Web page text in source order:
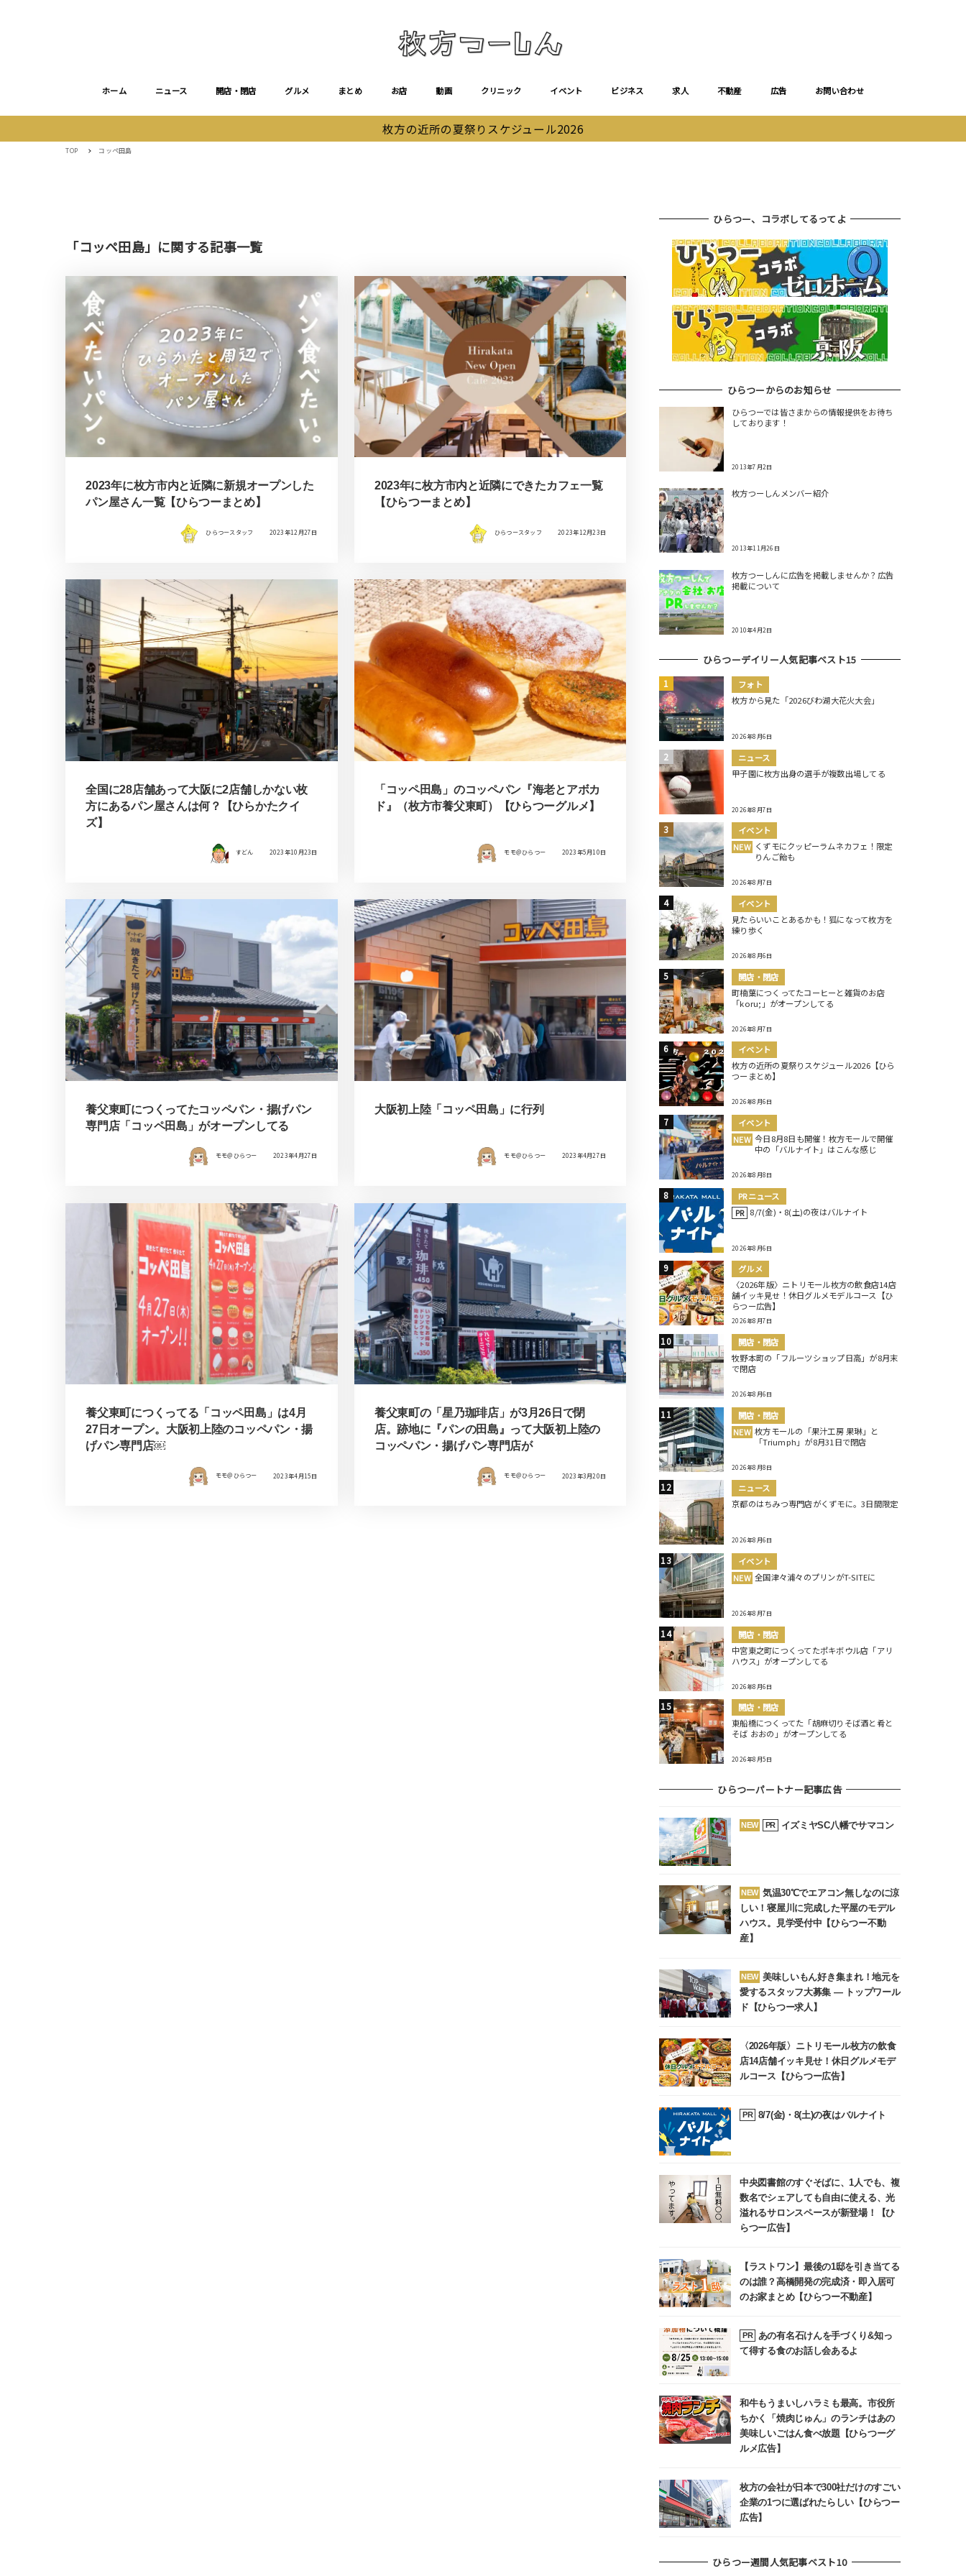
ホーム ニュース 開店・閉店 グルメ まとめ お店 動画 クリニック イベント ビジネス 求人 不動産 広告 お問い合わせ
枚方の近所の夏祭りスケジュール2026
TOP コッペ田島
「コッペ田島」に関する記事一覧
2023年に枚方市内と近隣に新規オープンした
パン屋さん一覧【ひらつーまとめ】
ひらつースタッフ 2023年12月27日
2023年に枚方市内と近隣にできたカフェ一覧
【ひらつーまとめ】
ひらつースタッフ 2023年12月23日
全国に28店舗あって大阪に2店舗しかない枚
方にあるパン屋さんは何？【ひらかたクイ
ズ】
すどん 2023年10月23日
「コッペ田島」のコッペパン『海老とアボカ
ド』（枚方市養父東町）【ひらつーグルメ】
モモ＠ひらつー 2023年5月10日
養父東町につくってたコッペパン・揚げパン
専門店「コッペ田島」がオープンしてる
モモ＠ひらつー 2023年4月27日
大阪初上陸「コッペ田島」に行列
モモ＠ひらつー 2023年4月27日
養父東町につくってる「コッペ田島」は4月
27日オープン。大阪初上陸のコッペパン・揚
げパン専門店￼
モモ＠ひらつー 2023年4月15日
養父東町の「星乃珈琲店」が3月26日で閉
店。跡地に『パンの田島』って大阪初上陸の
コッペパン・揚げパン専門店が
モモ＠ひらつー 2023年3月20日
ひらつー、コラボしてるってよ
ひらつーからのお知らせ
ひらつーでは皆さまからの情報提供をお待ち
しております！
2013年7月2日
枚方つーしんメンバー紹介
2013年11月26日
枚方つーしんに広告を掲載しませんか？広告
掲載について
2010年4月2日
ひらつーデイリー人気記事ベスト15
フォト
枚方から見た「2026びわ湖大花火大会」
2026年8月6日
ニュース
甲子園に枚方出身の選手が複数出場してる
2026年8月7日
イベント
NEW くずモにクッピーラムネカフェ！限定
りんご飴も
2026年8月7日
イベント
見たらいいことあるかも！狐になって枚方を
練り歩く
2026年8月6日
開店・閉店
町楠葉につくってたコーヒーと雑貨のお店
「koru;」がオープンしてる
2026年8月7日
イベント
枚方の近所の夏祭りスケジュール2026【ひら
つーまとめ】
2026年8月6日
イベント
NEW 今日8月8日も開催！枚方モールで開催
中の「バルナイト」はこんな感じ
2026年8月8日
PRニュース
PR 8/7(金)・8(土)の夜はバルナイト
2026年8月6日
グルメ
〈2026年版〉ニトリモール枚方の飲食店14店
舗イッキ見せ！休日グルメモデルコース【ひ
らつー広告】
2026年8月7日
開店・閉店
牧野本町の「フルーツショップ日高」が8月末
で閉店
2026年8月6日
開店・閉店
NEW 枚方モールの「果汁工房 果琳」と
「Triumph」が8月31日で閉店
2026年8月8日
ニュース
京都のはちみつ専門店がくずモに。3日間限定
2026年8月6日
イベント
NEW 全国津々浦々のプリンがT-SITEに
2026年8月7日
開店・閉店
中宮東之町につくってたポキボウル店「アリ
ハウス」がオープンしてる
2026年8月6日
開店・閉店
東船橋につくってた「胡麻切りそば酒と肴と
そば おおの」がオープンしてる
2026年8月5日
ひらつーパートナー記事広告
NEW PR イズミヤSC八幡でサマコン
NEW 気温30℃でエアコン無しなのに涼
しい！寝屋川に完成した平屋のモデル
ハウス。見学受付中【ひらつー不動
産】
NEW 美味しいもん好き集まれ！地元を
愛するスタッフ大募集 ― トップワール
ド【ひらつー求人】
〈2026年版〉ニトリモール枚方の飲食
店14店舗イッキ見せ！休日グルメモデ
ルコース【ひらつー広告】
PR 8/7(金)・8(土)の夜はバルナイト
中央図書館のすぐそばに、1人でも、複
数名でシェアしても自由に使える、光
溢れるサロンスペースが新登場！【ひ
らつー広告】
【ラストワン】最後の1邸を引き当てる
のは誰？高橋開発の完成済・即入居可
のお家まとめ【ひらつー不動産】
PR
あの有名石けんを手づくり&知っ
て得する食のお話し会あるよ
和牛もうまいしハラミも最高。市役所
ちかく「焼肉じゅん」のランチはあの
美味しいごはん食べ放題【ひらつーグ
ルメ広告】
枚方の会社が日本で300社だけのすごい
企業の1つに選ばれたらしい【ひらつー
広告】
ひらつー週間人気記事ベスト10